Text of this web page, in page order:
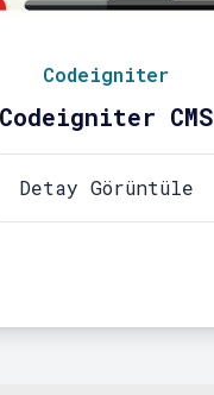
Codeigniter
Codeigniter CMS
Detay Görüntüle